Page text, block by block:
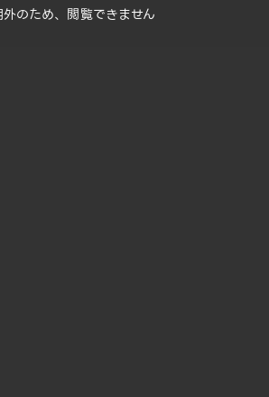
外のため、閲覧できません